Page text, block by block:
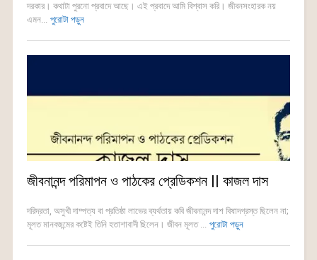
দরকার। কথাটা পুরনো প্রবাদে আছে। এই প্রবাদে আমি বিশ্বাস করি। জীবনসংহারক নয়
এমন... পুরোটা পড়ুন
জীবনানন্দ পরিমাপন ও পাঠকের প্রেডিকশন || কাজল দাস
দরিদ্রতা, অসুখী দাম্পত্য বা প্রতিষ্ঠা লাভের ব্যর্থতায় কবি জীবনানন্দ দাশ বিষাদগ্রস্ত ছিলেন না;
মূলত মানবজন্মের কষ্টেই তিনি হতাশাবাদী ছিলেন। জীবন মূলত ... পুরোটা পড়ুন